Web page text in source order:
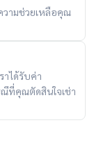
ามช่วยเหลือคุณ
าได้รับค่า
ณีที่คุณตัดสินใจเช่า